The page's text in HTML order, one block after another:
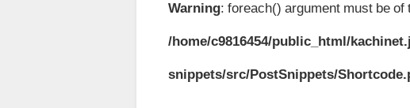
Warning: foreach() argument must be
/home/c9816454/public_html/
snippets/src/PostSnippets/